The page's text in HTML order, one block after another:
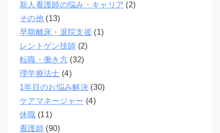
新人看護師の悩み・キャリア (2)
その他(13)
早期離床・退院支援 (1)
レントゲン技師 (2)
転職・働き方(32)
理学療法士 (4)
1年目のお悩み解決(30)
ケアマネージャー (4)
休職 (11)
看護師 (90)